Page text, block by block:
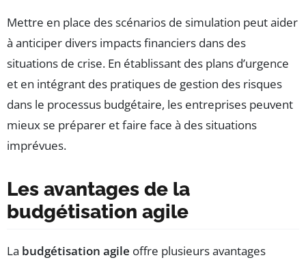
Mettre en place des scénarios de simulation peut aider
à anticiper divers impacts financiers dans des
situations de crise. En établissant des plans d’urgence
et en intégrant des pratiques de gestion des risques
dans le processus budgétaire, les entreprises peuvent
mieux se préparer et faire face à des situations
imprévues.
Les avantages de la
budgétisation agile
La budgétisation agile offre plusieurs avantages